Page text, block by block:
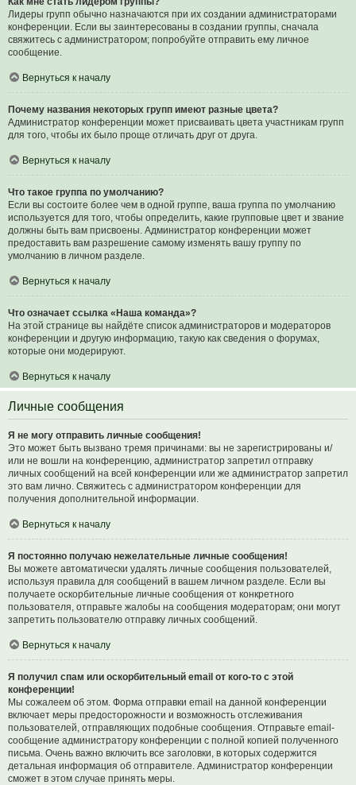
Лидеры групп обычно назначаются при их создании администраторами
конференции. Если вы заинтересованы в создании группы, сначала
свяжитесь с администратором; попробуйте отправить ему личное
сообщение.
Вернуться к началу
Почему названия некоторых групп имеют разные цвета?
Администратор конференции может присваивать цвета участникам групп
для того, чтобы их было проще отличать друг от друга.
Вернуться к началу
Что такое группа по умолчанию?
Если вы состоите более чем в одной группе, ваша группа по умолчанию
используется для того, чтобы определить, какие групповые цвет и звание
должны быть вам присвоены. Администратор конференции может
предоставить вам разрешение самому изменять вашу группу по
умолчанию в личном разделе.
Вернуться к началу
Что означает ссылка «Наша команда»?
На этой странице вы найдёте список администраторов и модераторов
конференции и другую информацию, такую как сведения о форумах,
которые они модерируют.
Вернуться к началу
Личные сообщения
Я не могу отправить личные сообщения!
Это может быть вызвано тремя причинами: вы не зарегистрированы и/
или не вошли на конференцию, администратор запретил отправку
личных сообщений на всей конференции или же администратор запретил
это вам лично. Свяжитесь с администратором конференции для
получения дополнительной информации.
Вернуться к началу
Я постоянно получаю нежелательные личные сообщения!
Вы можете автоматически удалять личные сообщения пользователей,
используя правила для сообщений в вашем личном разделе. Если вы
получаете оскорбительные личные сообщения от конкретного
пользователя, отправьте жалобы на сообщения модераторам; они могут
запретить пользователю отправку личных сообщений.
Вернуться к началу
Я получил спам или оскорбительный email от кого-то с этой
конференции!
Мы сожалеем об этом. Форма отправки email на данной конференции
включает меры предосторожности и возможность отслеживания
пользователей, отправляющих подобные сообщения. Отправьте email-
сообщение администратору конференции с полной копией полученного
письма. Очень важно включить все заголовки, в которых содержится
детальная информация об отправителе. Администратор конференции
сможет в этом случае принять меры.